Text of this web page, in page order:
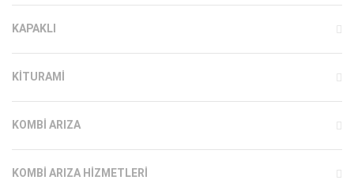
KAPAKLI
KITURAMI
KOMBI ARIZA
KOMBI ARIZA HIZMETLERI